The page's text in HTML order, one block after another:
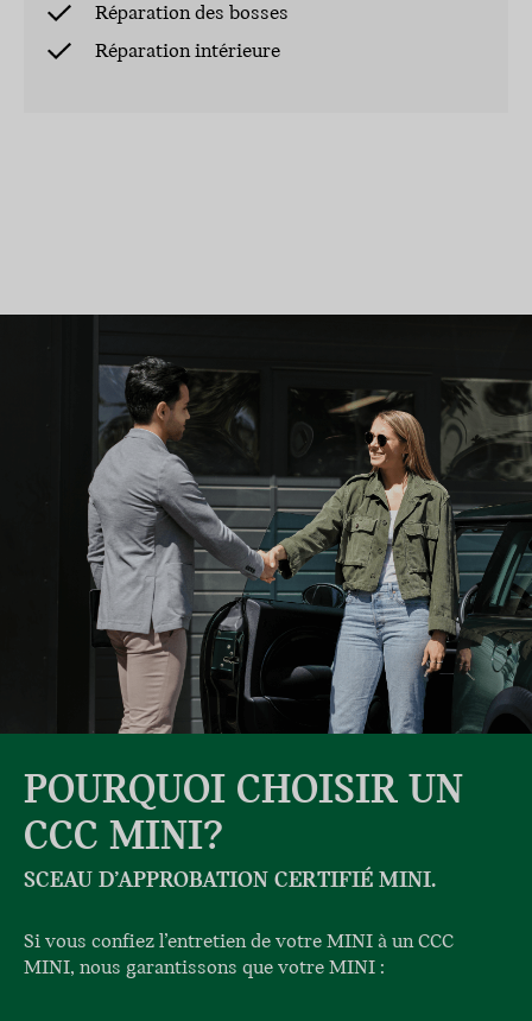
Réparation des bosses
Réparation intérieure
POURQUOI CHOISIR UN
CCC MINI?
SCEAU D’APPROBATION CERTIFIÉ MINI.
Si vous confiez l’entretien de votre MINI à un CCC
MINI, nous garantissons que votre MINI :